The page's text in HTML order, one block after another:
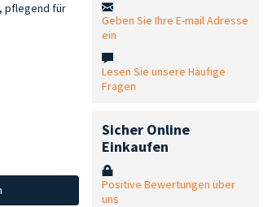
pflegend für
Geben Sie Ihre E-mail Adresse
ein
Lesen Sie unsere Häufige
Fragen
Sicher Online
Einkaufen
Positive Bewertungen über
uns